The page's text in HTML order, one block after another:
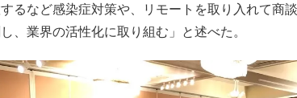
るなど感染症対策や、リモートを取り入れて商
、業界の活性化に取り組む」と述べた。